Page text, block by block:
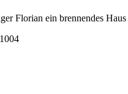
Florian ein brennendes Haus